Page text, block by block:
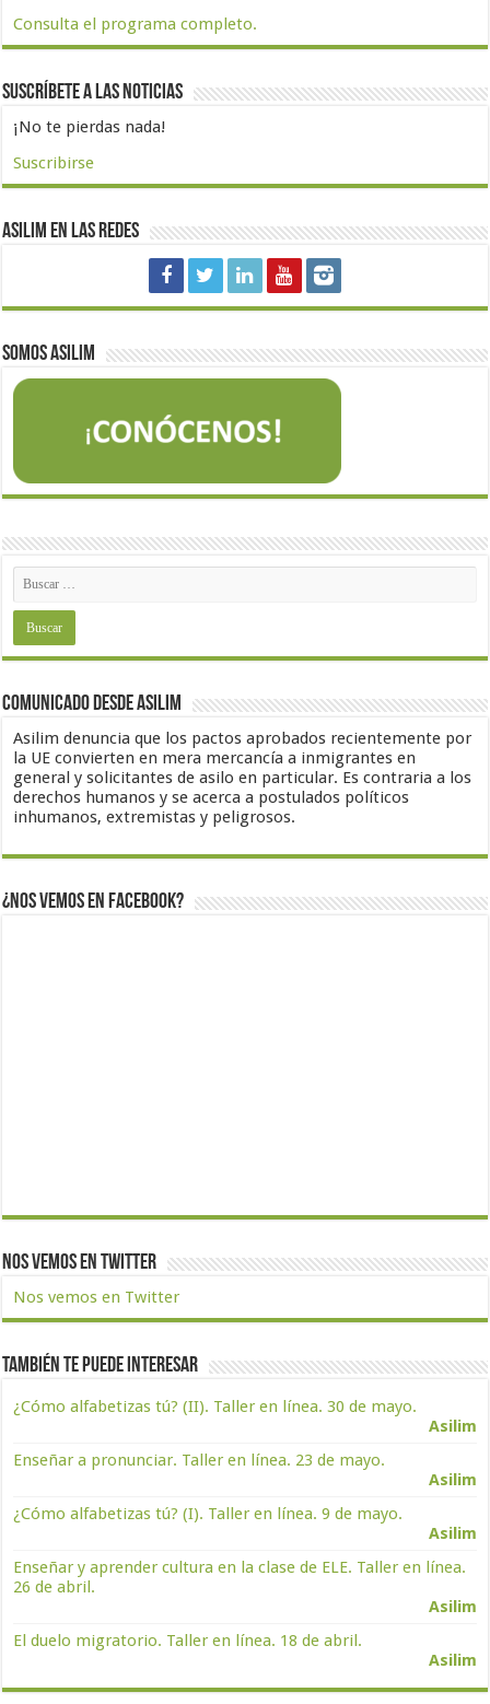
Consulta el programa completo.
Suscríbete a las noticias
¡No te pierdas nada!
Suscribirse
Asilim en las redes
Somos Asilim
Comunicado desde Asilim
Asilim denuncia que los pactos aprobados recientemente por
la UE convierten en mera mercancía a inmigrantes en
general y solicitantes de asilo en particular. Es contraria a los
derechos humanos y se acerca a postulados políticos
inhumanos, extremistas y peligrosos.
¿Nos vemos en Facebook?
Nos vemos en Twitter
Nos vemos en Twitter
También te puede interesar
¿Cómo alfabetizas tú? (II). Taller en línea. 30 de mayo.
Asilim
Enseñar a pronunciar. Taller en línea. 23 de mayo.
Asilim
¿Cómo alfabetizas tú? (I). Taller en línea. 9 de mayo.
Asilim
Enseñar y aprender cultura en la clase de ELE. Taller en línea.
26 de abril.
Asilim
El duelo migratorio. Taller en línea. 18 de abril.
Asilim